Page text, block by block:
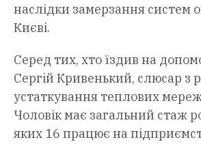
наслідки замерзання систем
Києві.
Серед тих, хто їздив на
Сергій Кривенький, слюсар з
устаткування теплових
Чоловік має загальний стаж
яких 16 працює на